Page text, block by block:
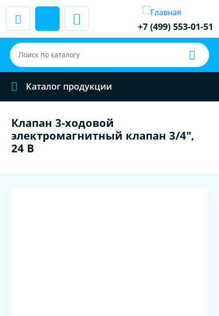
+7 (499) 553-01-51
Каталог продукции
Клапан 3-ходовой
электромагнитный клапан 3/4",
24 В